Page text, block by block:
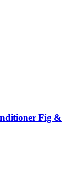
Fig &